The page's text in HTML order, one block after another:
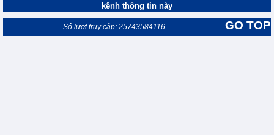
kênh thông tin này
GO TOP
Số lượt truy cập: 25743584116